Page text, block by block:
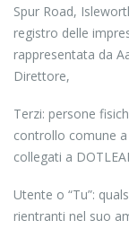
Spur Road,
registro delle
rappresentata da
Direttore,
Terzi: persone
controllo comune
collegati a
Utente o “Tu”:
rientranti nel suo